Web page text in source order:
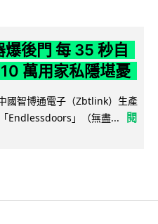
後門 每 35 秒自
萬用家私隱堪憂
國智博通電子（Zbtlink）生產
Endlessdoors」（無盡...
閱